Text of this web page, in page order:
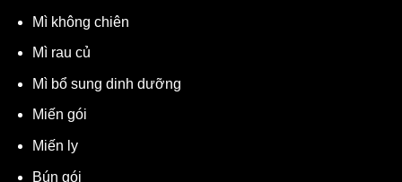
Mì không chiên
Mì rau củ
Mì bổ sung dinh dưỡng
Miến gói
Miến ly
Bún gói